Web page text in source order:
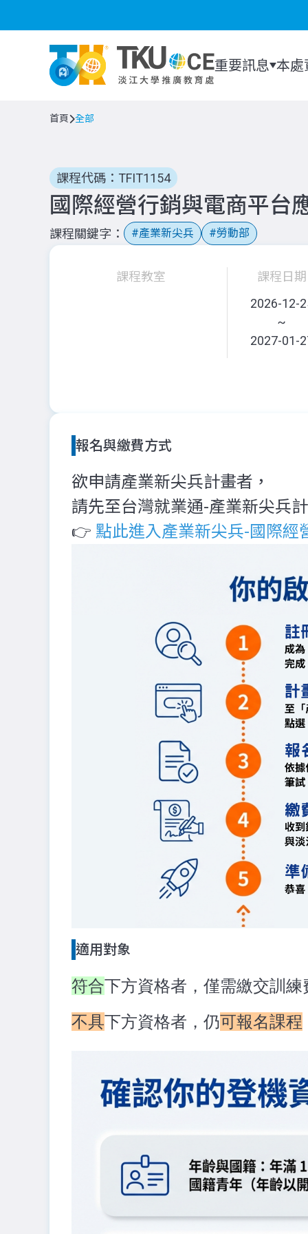
重要訊息 本處
首頁 全部
課程代碼：TFIT1154
國際經營行銷與電商平台
課程關鍵字 產業新尖兵 勞動部
課程教室
課程日期
2026-12-
~
2027-01-
報名與繳費方式
欲申請產業新尖兵計畫者，
請先至台灣就業通-產業新尖兵
👉 點此進入產業新尖兵-國際經
適用對象
符合下方資格者，僅需繳交訓練
不具下方資格者，仍可報名課程